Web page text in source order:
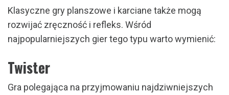
Klasyczne gry planszowe i karciane także mogą
rozwijać zręczność i refleks. Wśród
najpopularniejszych gier tego typu warto wymienić:
Twister
Gra polegająca na przyjmowaniu najdziwniejszych